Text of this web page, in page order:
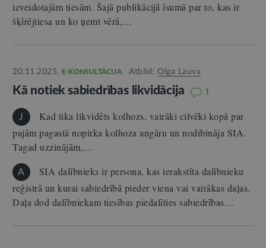
izveidotajām tiesām. Šajā publikācijā īsumā par to, kas ir
šķīrējtiesa un ko ņemt vērā,…
20.11.2025. E-KONSULTĀCIJA Atbild: Olga Lauva
Kā notiek sabiedrības likvidācija 1
J
Kad tika likvidēts kolhozs, vairāki cilvēki kopā par
pajām pagastā nopirka kolhoza angāru un nodibināja SIA.
Tagad uzzinājām,…
A
SIA dalībnieks ir persona, kas ierakstīta dalībnieku
reģistrā un kurai sabiedrībā pieder viena vai vairākas daļas.
Daļa dod dalībniekam tiesības piedalīties sabiedrības…